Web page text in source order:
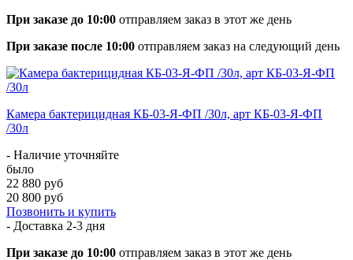
При заказе до 10:00 отправляем заказ в этот же день
При заказе после 10:00 отправляем заказ на следующий день
Камера бактерицидная КБ-03-Я-ФП /30л, арт КБ-03-Я-ФП
/30л
- Наличие уточняйте
было
22 880 руб
20 800 руб
Позвонить и купить
- Доставка 2-3 дня
При заказе до 10:00 отправляем заказ в этот же день